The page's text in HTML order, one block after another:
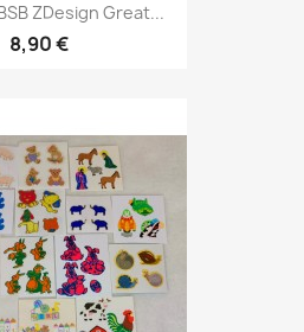
ZDesign Great...
8,90 €